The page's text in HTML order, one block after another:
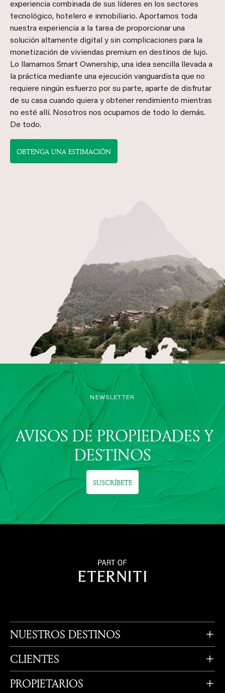
experiencia combinada de sus líderes en los sectores
tecnológico, hotelero e inmobiliario. Aportamos toda
nuestra experiencia a la tarea de proporcionar una
solución altamente digital y sin complicaciones para la
monetización de viviendas premium en destinos de lujo.
Lo llamamos Smart Ownership, una idea sencilla llevada a
la práctica mediante una ejecución vanguardista que no
requiere ningún esfuerzo por su parte, aparte de disfrutar
de su casa cuando quiera y obtener rendimiento mientras
no esté allí. Nosotros nos ocupamos de todo lo demás.
De todo.
OBTENGA UNA ESTIMACIÓN
NEWSLETTER
AVISOS DE PROPIEDADES Y
DESTINOS
SUSCRÍBETE
NUESTROS DESTINOS
CLIENTES
PROPIETARIOS